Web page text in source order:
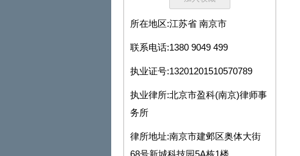
所在地区:江苏省 南京市
联系电话:1380 9049 499
执业证号:13201201510570789
执业律所:北京市盈科(南京)律师事
务所
律所地址:南京市建邺区奥体大街